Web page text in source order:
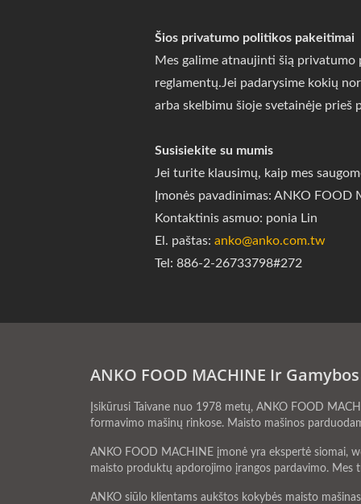
Šios privatumo politikos pakeitimai
Mes galime atnaujinti šią
reglamentų.Jei padarysime kokių
arba skelbimu šioje svetainėje prieš
Susisiekite su mumis
Jei turite klausimų, kaip mes
Įmonės pavadinimas: ANKO FOOD
Kontaktinis asmuo: ponia Lin
El. paštas: anko@anko.com.tw
Tel: 886-2-26733798#272
ANKO FOOD MACHINE Ir
Įsikūrusi Taivane nuo 1978 metų, ANKO FOOD
formavimo mašinų rinkose. Maisto mašinos
ANKO FOOD MACHINE įmonė yra ekspertė siomai,
maisto produktų apdorojimo įrangos pardavimo. Mes
ANKO siūlo klientams aukštos kokybės maisto